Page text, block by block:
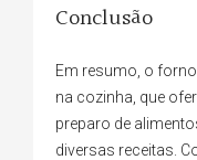
Conclusão
Em resumo, o
na cozinha, que
preparo de
diversas receitas.